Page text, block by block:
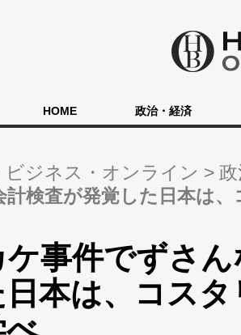
HOME 政治・経済
ビジネス・オンライン
計検査が発覚した日本は
ケ事件でずさ
本は、コス